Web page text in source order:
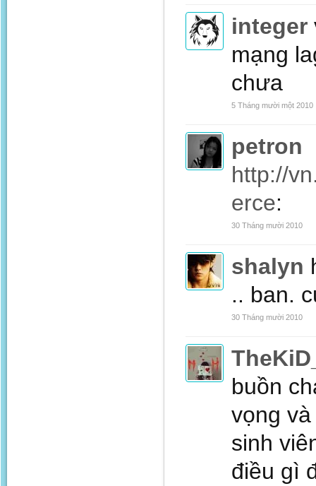
integer
mạng
chưa
5 Tháng mười một 2010
petron
http://
erce:
30 Tháng mười 2010
shalyn
.. ban.
30 Tháng mười 2010
buồn
vọng
sinh
điều gì